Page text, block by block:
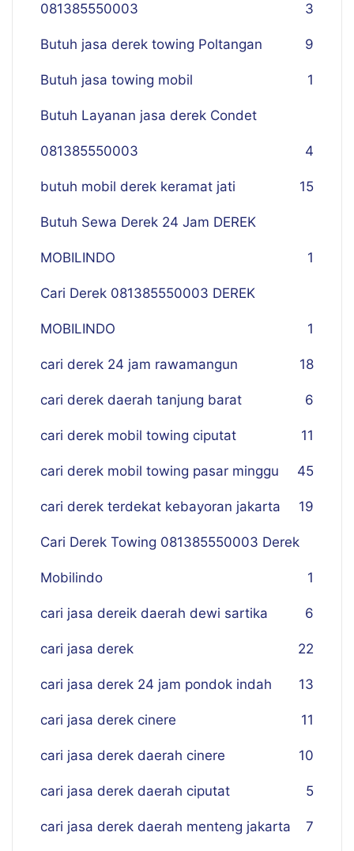
081385550003 3
Butuh jasa derek towing Poltangan 9
Butuh jasa towing mobil 1
Butuh Layanan jasa derek Condet
081385550003 4
butuh mobil derek keramat jati 15
Butuh Sewa Derek 24 Jam DEREK
MOBILINDO 1
Cari Derek 081385550003 DEREK
MOBILINDO 1
cari derek 24 jam rawamangun 18
cari derek daerah tanjung barat 6
cari derek mobil towing ciputat 11
cari derek mobil towing pasar minggu 45
cari derek terdekat kebayoran jakarta 19
Cari Derek Towing 081385550003 Derek
Mobilindo 1
cari jasa dereik daerah dewi sartika 6
cari jasa derek 22
cari jasa derek 24 jam pondok indah 13
cari jasa derek cinere 11
cari jasa derek daerah cinere 10
cari jasa derek daerah ciputat 5
cari jasa derek daerah menteng jakarta 7